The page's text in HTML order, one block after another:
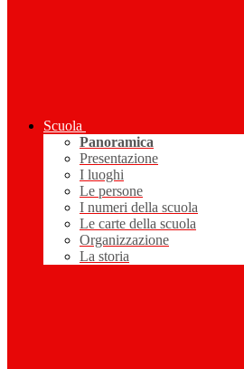
Scuola
Panoramica
Presentazione
I luoghi
Le persone
I numeri della scuola
Le carte della scuola
Organizzazione
La storia